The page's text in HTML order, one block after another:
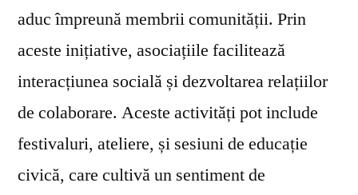
aduc împreună membrii comunității. Prin
aceste inițiative, asociațiile facilitează
interacțiunea socială și dezvoltarea relațiilor
de colaborare. Aceste activități pot include
festivaluri, ateliere, și sesiuni de educație
civică, care cultivă un sentiment de